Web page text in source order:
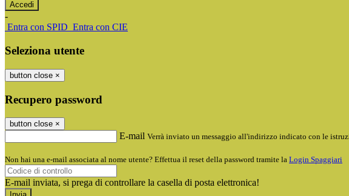
-
Entra con SPID Entra con CIE
Seleziona utente
button close ×
Recupero password
button close ×
E-mail Verrà inviato un messaggio all'indirizzo indicato con le
Non hai una e-mail associata al nome utente? Effettua il reset della password tramite la Login Spaggiari
E-mail inviata, si prega di controllare la casella di posta elettronica!